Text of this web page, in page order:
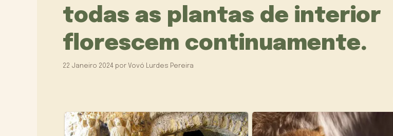
todas as plantas de interior
florescem continuamente.
22 Janeiro 2024 por Vovó Lurdes Pereira